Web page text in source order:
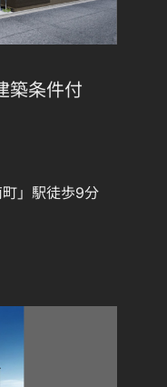
築条件付
」駅徒歩9分